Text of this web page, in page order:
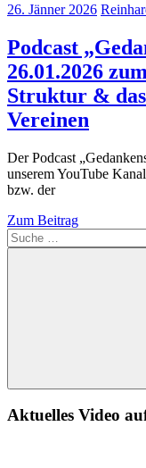
26. Jänner 2026
Podcast
26.01.2026
Struktur &
Vereinen
Der Podcast
unserem YouTube
bzw. der
Zum Beitrag
Aktuelles Video